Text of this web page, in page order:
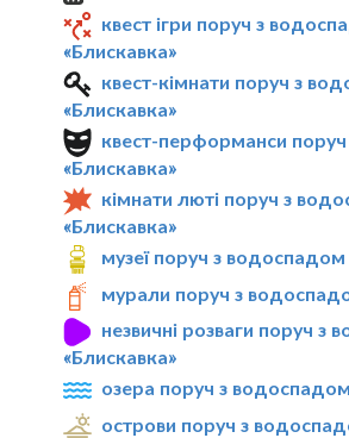
квест ігри поруч з
«Блискавка»
квест-кімнати поруч з
«Блискавка»
квест-перформанси
«Блискавка»
кімнати люті поруч з
«Блискавка»
музеї поруч з водоспадом
мурали поруч з
незвичні розваги поруч з
«Блискавка»
озера поруч з
острови поруч з